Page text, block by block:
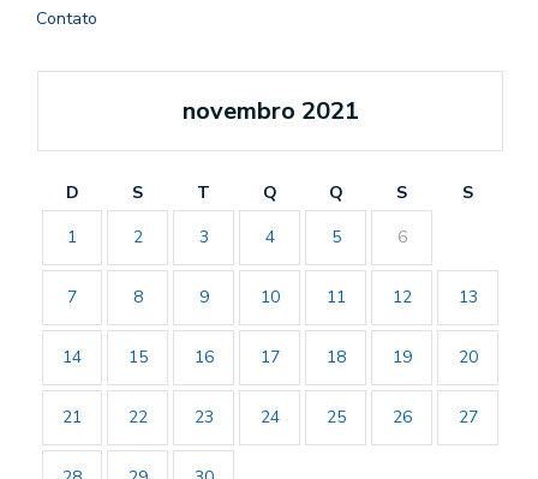
Contato
novembro 2021
D S T Q Q S
S
1
2 3 4 5 6
7 8 9 10 11 12 13
14 15 16 17 18 19 20
21 22 23 24 25 26 27